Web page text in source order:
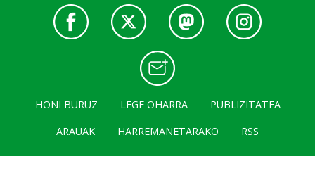
HONI BURUZ LEGE OHARRA
PUBLIZITATEA
ARAUAK
HARREMANETARAKO RSS